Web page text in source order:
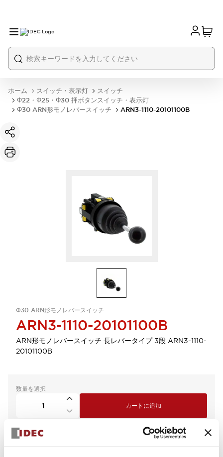
ホーム スイッチ・表示灯
スイッチ
Φ22・Φ25・Φ30 押ボタンスイッチ・表示灯
Φ30 ARN形モノレバースイッチ
ARN3-1110-20101100B
Φ30 ARN形モノレバースイッチ
ARN3-1110-20101100B
ARN形モノレバースイッチ 長レバータイプ 3段 ARN3-1110-
20101100B
数量を選択
カートに追加